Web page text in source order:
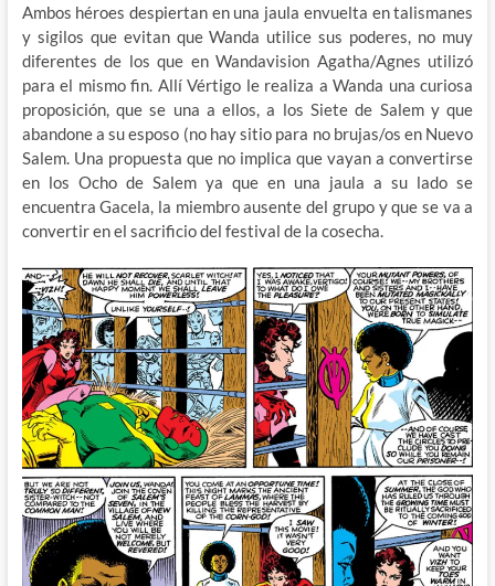
Ambos héroes despiertan en una jaula envuelta en talismanes
y sigilos que evitan que Wanda utilice sus poderes, no muy
diferentes de los que en Wandavision Agatha/Agnes utilizó
para el mismo fin. Allí Vértigo le realiza a Wanda una curiosa
proposición, que se una a ellos, a los Siete de Salem y que
abandone a su esposo (no hay sitio para no brujas/os en Nuevo
Salem. Una propuesta que no implica que vayan a convertirse
en los Ocho de Salem ya que en una jaula a su lado se
encuentra Gacela, la miembro ausente del grupo y que se va a
convertir en el sacrificio del festival de la cosecha.